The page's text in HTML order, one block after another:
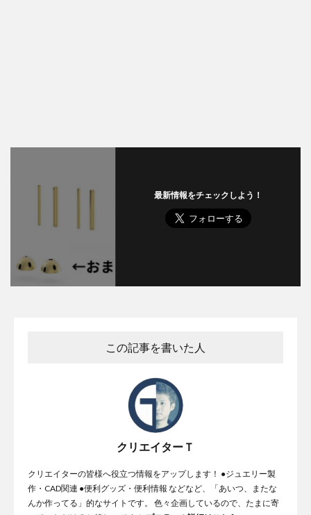
最新情報をチェックしよう！
この記事を書いた人
クリエイターＴ
クリエイターの皆様へ役立つ情報をアップします！ ●ジュエリー製
作・CAD関連 ●便利グッズ・便利情報 などなど、「あいつ、またな
んか作ってる」的なサイトです。 色々企画しているので、たまに寄